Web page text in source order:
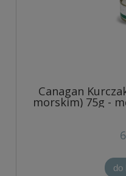
Canagan
morskim) 75g -
do